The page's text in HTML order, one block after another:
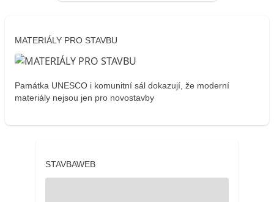
MATERIÁLY PRO STAVBU
Památka UNESCO i komunitní sál dokazují, že moderní
materiály nejsou jen pro novostavby
STAVBAWEB